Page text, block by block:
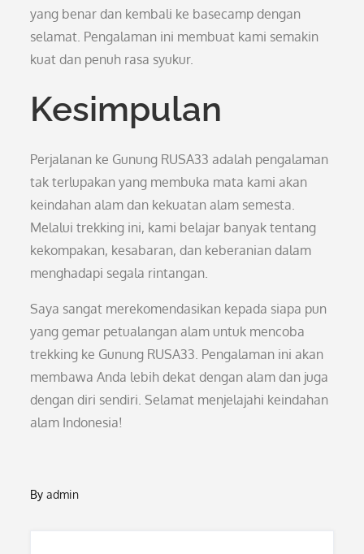
yang benar dan kembali ke basecamp dengan
selamat. Pengalaman ini membuat kami semakin
kuat dan penuh rasa syukur.
Kesimpulan
Perjalanan ke Gunung RUSA33 adalah pengalaman
tak terlupakan yang membuka mata kami akan
keindahan alam dan kekuatan alam semesta.
Melalui trekking ini, kami belajar banyak tentang
kekompakan, kesabaran, dan keberanian dalam
menghadapi segala rintangan.
Saya sangat merekomendasikan kepada siapa pun
yang gemar petualangan alam untuk mencoba
trekking ke Gunung RUSA33. Pengalaman ini akan
membawa Anda lebih dekat dengan alam dan juga
dengan diri sendiri. Selamat menjelajahi keindahan
alam Indonesia!
Byadmin